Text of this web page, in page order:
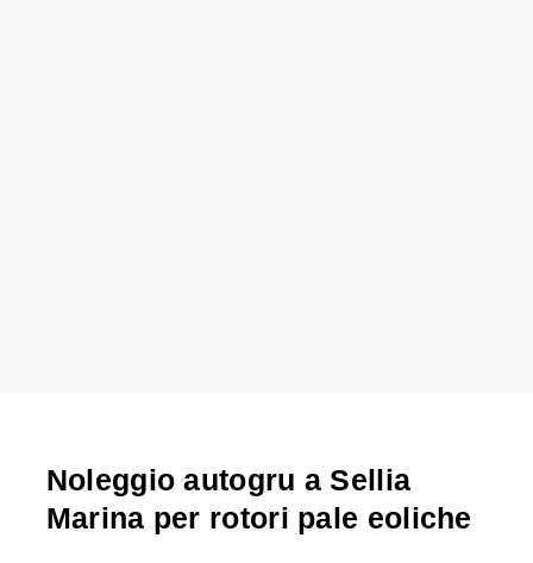
Noleggio autogru a Sellia
Marina per rotori pale eoliche